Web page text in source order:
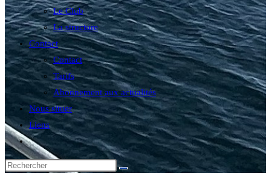
Le Club
La structure
Contact
Contact
Tarifs
Abonnement aux actualités
Nous situer
Liens
Toggle
website
search